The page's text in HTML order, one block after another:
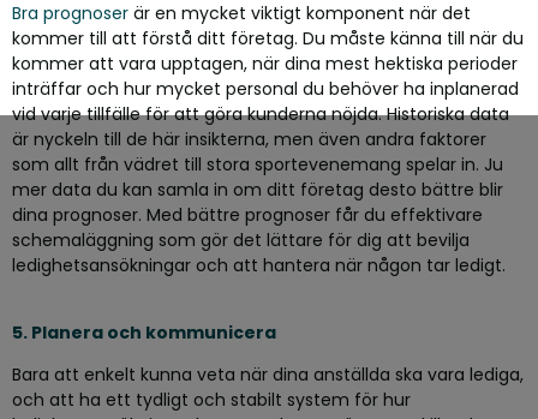
Bra prognoser är en mycket viktigt komponent när det
kommer till att förstå ditt företag. Du måste känna till när du
kommer att vara upptagen, när dina mest hektiska perioder
inträffar och hur mycket personal du behöver ha inplanerad
vid varje tillfälle för att göra kunderna nöjda. Historiska data
är nyckeln till de här insikterna, men även andra faktorer
som allt från vädret till stora sportevenemang spelar in. Ju
mer data du kan samla in om ditt företag desto bättre blir
dina prognoser. Med bättre prognoser får du effektivare
schemaläggning som gör det lättare för dig att bevilja
ledighetsansökningar och att hantera när någon tar ledigt.
5. Planera och kommunicera
Bara att enkelt kunna veta när dina anställda ska vara lediga,
och att ha ett tydligt och stabilt system för hur